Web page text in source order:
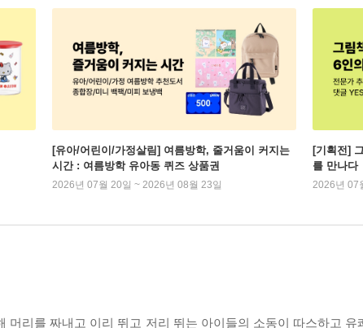
[유아/어린이/가정살림] 여름방학, 줄거움이 커지는
시간 : 여름방학 유아동 퀴즈 상품권
2026년 07월 20일 ~ 2026년 08월 23일
[기획전]
를 만나다
2026년 07
머리를 짜내고 이리 뛰고 저리 뛰는 아이들의 소동이 따스하고